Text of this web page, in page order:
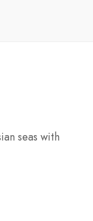
seas with